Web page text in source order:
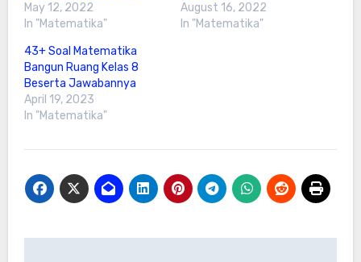
May 12, 2022
In "Matematika"
August 16, 2022
In "Matematika"
43+ Soal Matematika
Bangun Ruang Kelas 8
Beserta Jawabannya
April 19, 2023
In "Matematika"